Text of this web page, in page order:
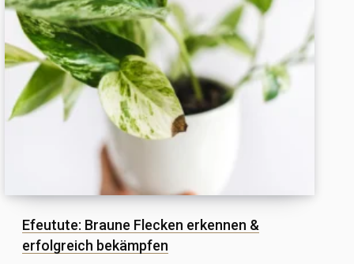
Efeutute: Braune Flecken erkennen &
erfolgreich bekämpfen